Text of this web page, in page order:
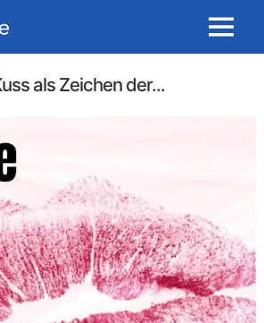
Menu
als Zeichen der...